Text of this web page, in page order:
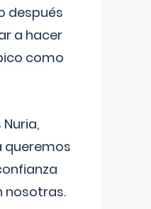
después
a hacer
como
queremos
nosotras.